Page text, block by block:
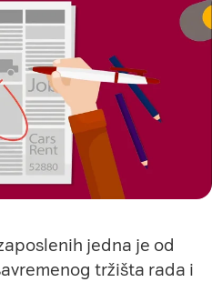
jedna je od
tržišta rada i